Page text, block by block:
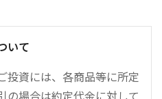
いて
投資には、各商品等に所定